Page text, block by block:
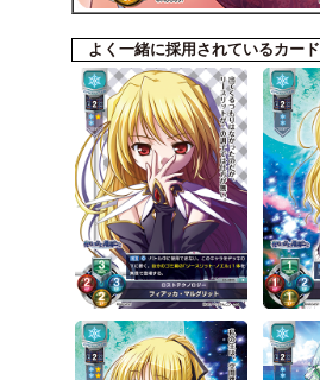
よく一緒に採用されているカード